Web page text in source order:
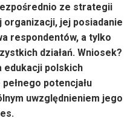
ze strategii
jej posiadanie
respondentów, a tylko
działań. Wniosek?
edukacji polskich
potencjału
uwzględnieniem jego